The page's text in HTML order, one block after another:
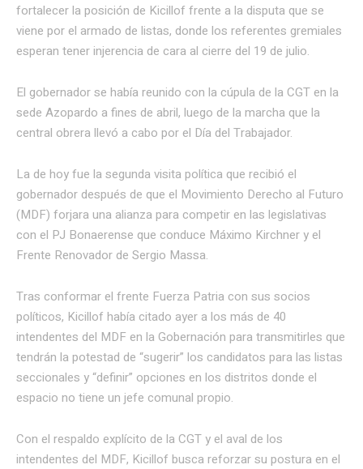
fortalecer la posición de Kicillof frente a la disputa que se
viene por el armado de listas, donde los referentes gremiales
esperan tener injerencia de cara al cierre del 19 de julio.
El gobernador se había reunido con la cúpula de la CGT en la
sede Azopardo a fines de abril, luego de la marcha que la
central obrera llevó a cabo por el Día del Trabajador.
La de hoy fue la segunda visita política que recibió el
gobernador después de que el Movimiento Derecho al Futuro
(MDF) forjara una alianza para competir en las legislativas
con el PJ Bonaerense que conduce Máximo Kirchner y el
Frente Renovador de Sergio Massa.
Tras conformar el frente Fuerza Patria con sus socios
políticos, Kicillof había citado ayer a los más de 40
intendentes del MDF en la Gobernación para transmitirles que
tendrán la potestad de “sugerir” los candidatos para las listas
seccionales y “definir” opciones en los distritos donde el
espacio no tiene un jefe comunal propio.
Con el respaldo explícito de la CGT y el aval de los
intendentes del MDF, Kicillof busca reforzar su postura en el